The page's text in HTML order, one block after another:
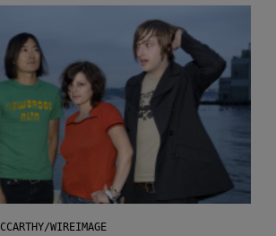
WIREIMAGE